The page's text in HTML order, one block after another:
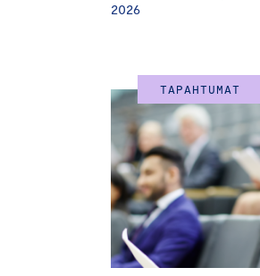
2026
TAPAHTUMAT